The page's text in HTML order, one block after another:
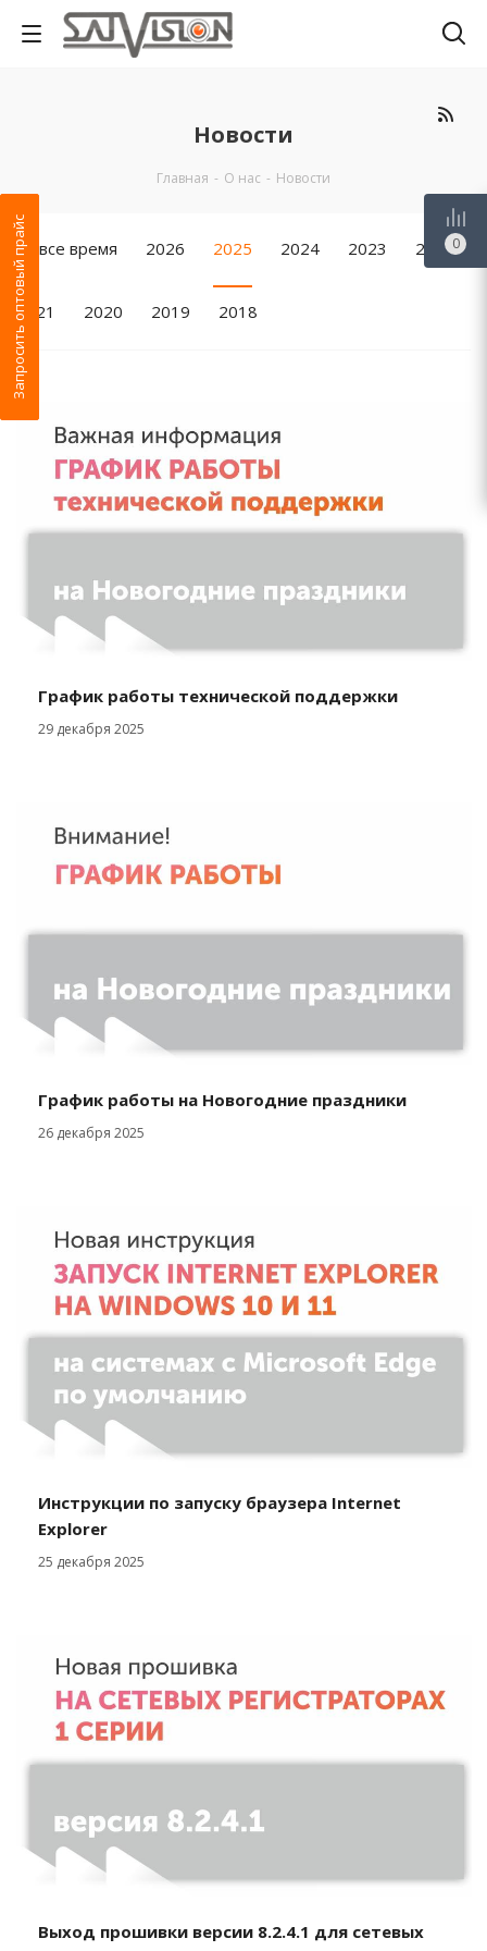
Новости
Главная - О нас - Новости
За все время 2026 2025 2024 2023 2022
2021 2020 2019 2018
График работы технической поддержки
29 декабря 2025
График работы на Новогодние праздники
26 декабря 2025
Инструкции по запуску браузера Internet
Explorer
25 декабря 2025
Выход прошивки версии 8.2.4.1 для сетевых
Запросить оптовый прайс 0